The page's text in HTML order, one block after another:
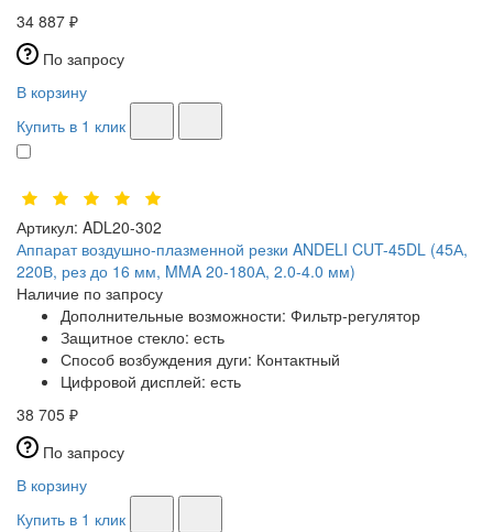
34 887 ₽
По запросу
В корзину
Купить в 1 клик
Артикул: ADL20-302
Аппарат воздушно-плазменной резки ANDELI CUT-45DL (45А,
220В, рез до 16 мм, MMA 20-180А, 2.0-4.0 мм)
Наличие по запросу
Дополнительные возможности: Фильтр-регулятор
Защитное стекло: есть
Способ возбуждения дуги: Контактный
Цифровой дисплей: есть
38 705 ₽
По запросу
В корзину
Купить в 1 клик